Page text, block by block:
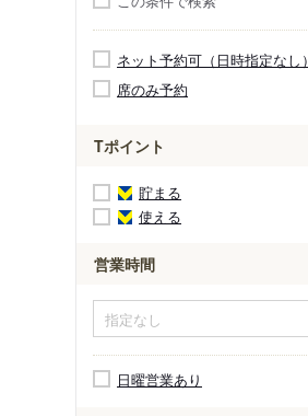
ネット予約可（日時指定なし）
席のみ予約
Tポイント
貯まる
使える
営業時間
日曜営業あり